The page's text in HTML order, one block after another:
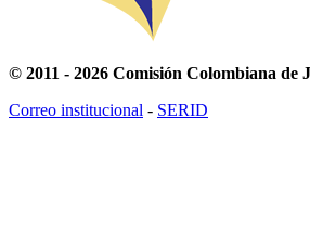
© 2011 - 2026 Comisión Colombiana de
Correo institucional - SERID